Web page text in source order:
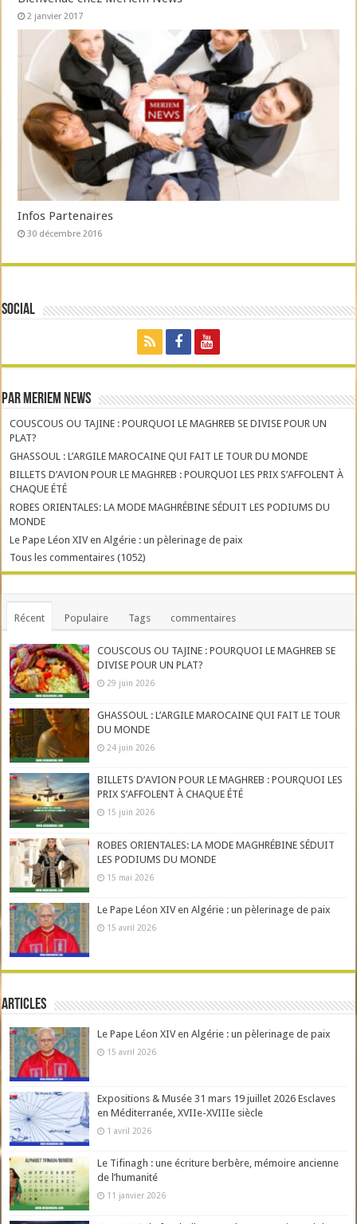
2 janvier 2017
Infos Partenaires
30 décembre 2016
Social
Par Meriem News
COUSCOUS OU TAJINE : POURQUOI LE MAGHREB SE DIVISE POUR UN
PLAT?
GHASSOUL : L’ARGILE MAROCAINE QUI FAIT LE TOUR DU MONDE
BILLETS D’AVION POUR LE MAGHREB : POURQUOI LES PRIX S’AFFOLENT À
CHAQUE ÉTÉ
ROBES ORIENTALES: LA MODE MAGHRÉBINE SÉDUIT LES PODIUMS DU
MONDE
Le Pape Léon XIV en Algérie : un pèlerinage de paix
Tous les commentaires (1052)
Récent Populaire Tags commentaires
COUSCOUS OU TAJINE : POURQUOI LE MAGHREB SE
DIVISE POUR UN PLAT?
29 juin 2026
GHASSOUL : L’ARGILE MAROCAINE QUI FAIT LE TOUR
DU MONDE
24 juin 2026
BILLETS D’AVION POUR LE MAGHREB : POURQUOI LES
PRIX S’AFFOLENT À CHAQUE ÉTÉ
15 juin 2026
ROBES ORIENTALES: LA MODE MAGHRÉBINE SÉDUIT
LES PODIUMS DU MONDE
15 mai 2026
Le Pape Léon XIV en Algérie : un pèlerinage de paix
15 avril 2026
Articles
Le Pape Léon XIV en Algérie : un pèlerinage de paix
15 avril 2026
Expositions & Musée 31 mars 19 juillet 2026 Esclaves
en Méditerranée, XVIIe-XVIIIe siècle
1 avril 2026
Le Tifinagh : une écriture berbère, mémoire ancienne
de l’humanité
11 janvier 2026